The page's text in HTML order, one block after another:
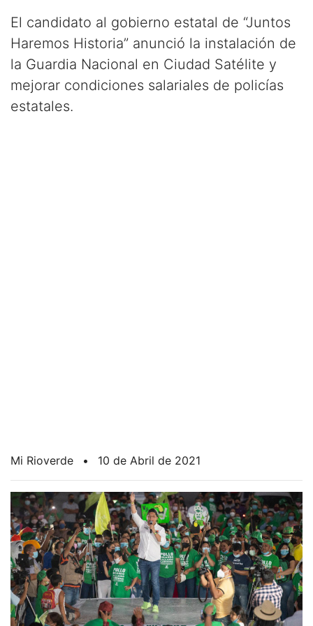
​El candidato al gobierno estatal de “Juntos
Haremos Historia” anunció la instalación de
la Guardia Nacional en Ciudad Satélite y
mejorar condiciones salariales de policías
estatales.
Mi Rioverde • 10 de Abril de 2021